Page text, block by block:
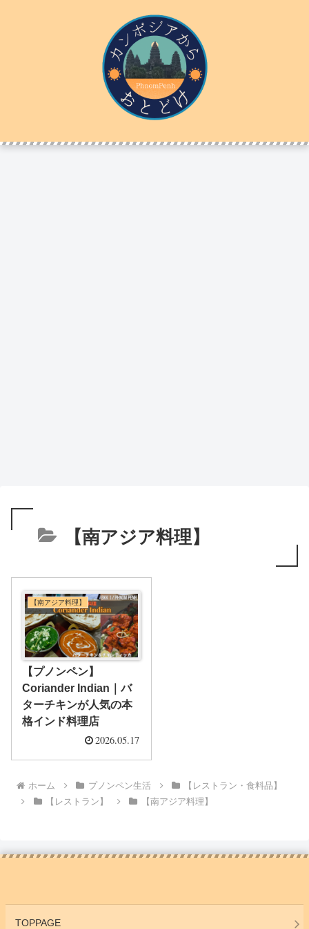
【南アジア料理】
【南アジア料理】
【プノンペン】
Coriander Indian｜バ
ターチキンが人気の本
格インド料理店
2026.05.17
ホーム プノンペン生活
【レストラン・食料品】
【レストラン】
【南アジア料理】
TOPPAGE